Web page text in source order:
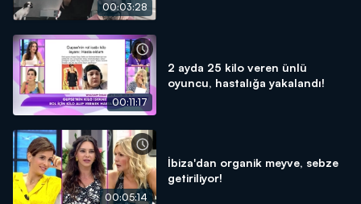
00:03:28
00:11:17
2 ayda 25 kilo veren ünlü
oyuncu, hastalığa yakalandı!
00:05:14
İbiza'dan organik meyve, sebze
getiriliyor!